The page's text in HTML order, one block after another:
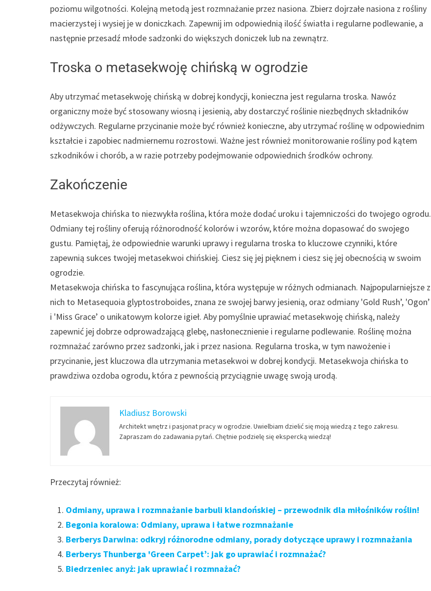
poziomu wilgotności. Kolejną metodą jest rozmnażanie przez nasiona. Zbierz dojrzałe nasiona z rośliny
macierzystej i wysiej je w doniczkach. Zapewnij im odpowiednią ilość światła i regularne podlewanie, a
następnie przesadź młode sadzonki do większych doniczek lub na zewnątrz.
Troska o metasekwoję chińską w ogrodzie
Aby utrzymać metasekwoję chińską w dobrej kondycji, konieczna jest regularna troska. Nawóz
organiczny może być stosowany wiosną i jesienią, aby dostarczyć roślinie niezbędnych składników
odżywczych. Regularne przycinanie może być również konieczne, aby utrzymać roślinę w odpowiednim
kształcie i zapobiec nadmiernemu rozrostowi. Ważne jest również monitorowanie rośliny pod kątem
szkodników i chorób, a w razie potrzeby podejmowanie odpowiednich środków ochrony.
Zakończenie
Metasekwoja chińska to niezwykła roślina, która może dodać uroku i tajemniczości do twojego ogrodu.
Odmiany tej rośliny oferują różnorodność kolorów i wzorów, które można dopasować do swojego
gustu. Pamiętaj, że odpowiednie warunki uprawy i regularna troska to kluczowe czynniki, które
zapewnią sukces twojej metasekwoi chińskiej. Ciesz się jej pięknem i ciesz się jej obecnością w swoim
ogrodzie.
Metasekwoja chińska to fascynująca roślina, która występuje w różnych odmianach. Najpopularniejsze z
nich to Metasequoia glyptostroboides, znana ze swojej barwy jesienią, oraz odmiany 'Gold Rush’, 'Ogon’
i 'Miss Grace’ o unikatowym kolorze igieł. Aby pomyślnie uprawiać metasekwoję chińską, należy
zapewnić jej dobrze odprowadzającą glebę, nasłonecznienie i regularne podlewanie. Roślinę można
rozmnażać zarówno przez sadzonki, jak i przez nasiona. Regularna troska, w tym nawożenie i
przycinanie, jest kluczowa dla utrzymania metasekwoi w dobrej kondycji. Metasekwoja chińska to
prawdziwa ozdoba ogrodu, która z pewnością przyciągnie uwagę swoją urodą.
Kladiusz Borowski
Architekt wnętrz i pasjonat pracy w ogrodzie. Uwielbiam dzielić się moją wiedzą z tego zakresu.
Zapraszam do zadawania pytań. Chętnie podzielę się ekspercką wiedzą!
Przeczytaj również:
Odmiany, uprawa i rozmnażanie barbuli klandońskiej – przewodnik dla miłośników roślin!
Begonia koralowa: Odmiany, uprawa i łatwe rozmnażanie
Berberys Darwina: odkryj różnorodne odmiany, porady dotyczące uprawy i rozmnażania
Berberys Thunberga 'Green Carpet’: jak go uprawiać i rozmnażać?
Biedrzeniec anyż: jak uprawiać i rozmnażać?